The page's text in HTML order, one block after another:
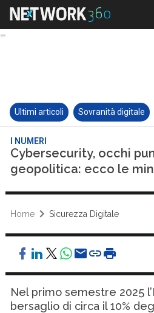
Ultimi articoli Sovranità digitale
I NUMERI
Cybersecurity, occhi
geopolitica: ecco le
Home Sicurezza Digitale
Nel primo semestre 2025
bersaglio di circa il 10%